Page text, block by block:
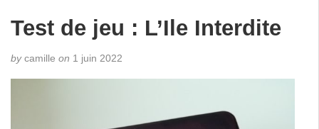
Test de jeu : L’Ile Interdite
bycamille on 1 juin 2022